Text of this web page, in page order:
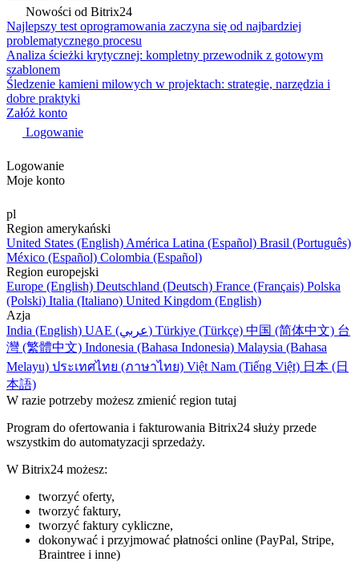
Nowości od Bitrix24
Najlepszy test oprogramowania zaczyna się od najbardziej
problematycznego procesu
Analiza ścieżki krytycznej: kompletny przewodnik z gotowym
szablonem
Śledzenie kamieni milowych w projektach: strategie, narzędzia i
dobre praktyki
Załóż konto
Logowanie
Logowanie
Moje konto
pl
Region amerykański
United States (English) América Latina (Español) Brasil (Português)
México (Español) Colombia (Español)
Region europejski
Europe (English) Deutschland (Deutsch) France (Français) Polska
(Polski) Italia (Italiano) United Kingdom (English)
Azja
India (English)
UAE (عربي) Türkiye (Türkçe) 中国 (简体中文) 台
灣 (繁體中文) Indonesia (Bahasa Indonesia) Malaysia (Bahasa
Melayu) ประเทศไทย (ภาษาไทย) Việt Nam (Tiếng Việt) 日本 (日
本語)
W razie potrzeby możesz zmienić region tutaj
Program do ofertowania i fakturowania Bitrix24 służy przede
wszystkim do automatyzacji sprzedaży.
W Bitrix24 możesz:
tworzyć oferty,
tworzyć faktury,
tworzyć faktury cykliczne,
dokonywać i przyjmować płatności online (PayPal, Stripe,
Braintree i inne)